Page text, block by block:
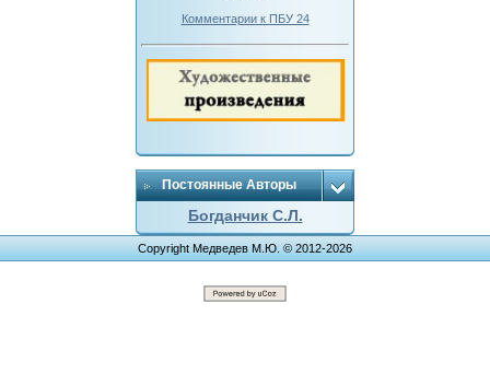
Комментарии к ПБУ 24
Постоянные Авторы
Богданчик С.Л.
Copyright Медведев М.Ю. © 2012-2026